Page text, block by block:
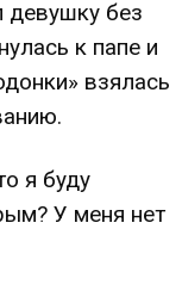
девушку без
к папе и
взялась
я буду
У меня нет